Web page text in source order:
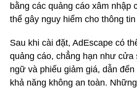
bằng các quảng cáo xâm nhập
thể gây nguy hiểm cho thông
Sau khi cài đặt, AdEscape có
quảng cáo, chẳng hạn như cửa
ngữ và phiếu giảm giá, dẫn
khả năng không an toàn.